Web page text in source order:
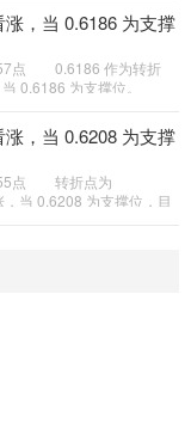
，当 0.6186 为支撑
点 0.6186 作为转折
0.6186 为支撑位。
，当 0.6208 为支撑
55点 转折点为
0.6208 为支撑位，目